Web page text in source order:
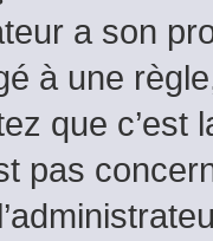
a son
à une
que c’est
pas